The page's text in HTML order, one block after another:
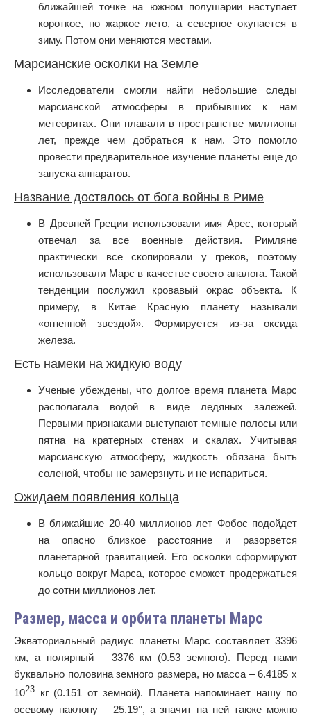
ближайшей точке на южном полушарии наступает
короткое, но жаркое лето, а северное окунается в
зиму. Потом они меняются местами.
Марсианские осколки на Земле
Исследователи смогли найти небольшие следы
марсианской атмосферы в прибывших к нам
метеоритах. Они плавали в пространстве миллионы
лет, прежде чем добраться к нам. Это помогло
провести предварительное изучение планеты еще до
запуска аппаратов.
Название досталось от бога войны в Риме
В Древней Греции использовали имя Арес, который
отвечал за все военные действия. Римляне
практически все скопировали у греков, поэтому
использовали Марс в качестве своего аналога. Такой
тенденции послужил кровавый окрас объекта. К
примеру, в Китае Красную планету называли
«огненной звездой». Формируется из-за оксида
железа.
Есть намеки на жидкую воду
Ученые убеждены, что долгое время планета Марс
располагала водой в виде ледяных залежей.
Первыми признаками выступают темные полосы или
пятна на кратерных стенах и скалах. Учитывая
марсианскую атмосферу, жидкость обязана быть
соленой, чтобы не замерзнуть и не испариться.
Ожидаем появления кольца
В ближайшие 20-40 миллионов лет Фобос подойдет
на опасно близкое расстояние и разорвется
планетарной гравитацией. Его осколки сформируют
кольцо вокруг Марса, которое сможет продержаться
до сотни миллионов лет.
Размер, масса и орбита планеты Марс
Экваториальный радиус планеты Марс составляет 3396
км, а полярный – 3376 км (0.53 земного). Перед нами
буквально половина земного размера, но масса – 6.4185 х
1023
кг (0.151 от земной). Планета напоминает нашу по
осевому наклону – 25.19°, а значит на ней также можно